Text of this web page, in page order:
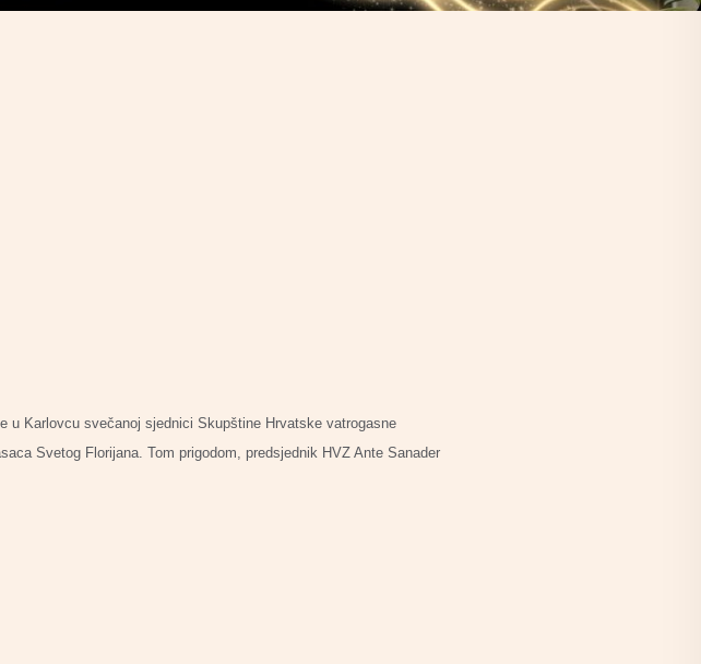
u Karlovcu svečanoj sjednici Skupštine Hrvatske vatrogasne
Svetog Florijana. Tom prigodom, predsjednik HVZ Ante Sanader